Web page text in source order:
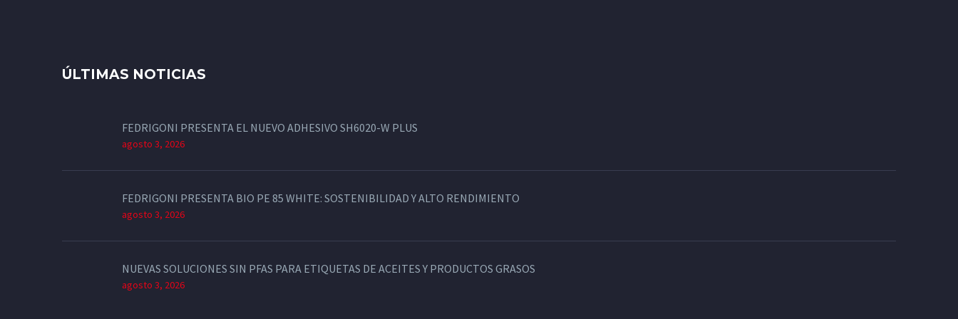
ÚLTIMAS NOTICIAS
FEDRIGONI PRESENTA EL NUEVO ADHESIVO SH6020-W PLUS
agosto 3, 2026
FEDRIGONI PRESENTA BIO PE 85 WHITE: SOSTENIBILIDAD Y ALTO RENDIMIENTO
agosto 3, 2026
NUEVAS SOLUCIONES SIN PFAS PARA ETIQUETAS DE ACEITES Y PRODUCTOS GRASOS
agosto 3, 2026